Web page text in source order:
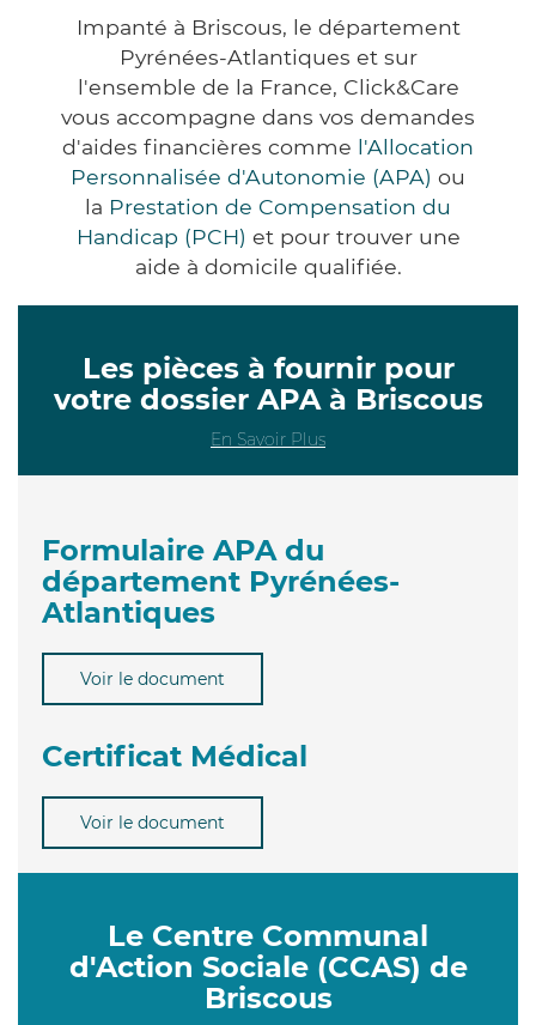
Impanté à Briscous, le département
Pyrénées-Atlantiques et sur
l'ensemble de la France, Click&Care
vous accompagne dans vos demandes
d'aides financières comme l'Allocation
Personnalisée d'Autonomie (APA) ou
la Prestation de Compensation du
Handicap (PCH) et pour trouver une
aide à domicile qualifiée.
Les pièces à fournir pour
votre dossier APA à Briscous
En Savoir Plus
Formulaire APA du
département Pyrénées-
Atlantiques
Voir le document
Certificat Médical
Voir le document
Le Centre Communal
d'Action Sociale (CCAS) de
Briscous